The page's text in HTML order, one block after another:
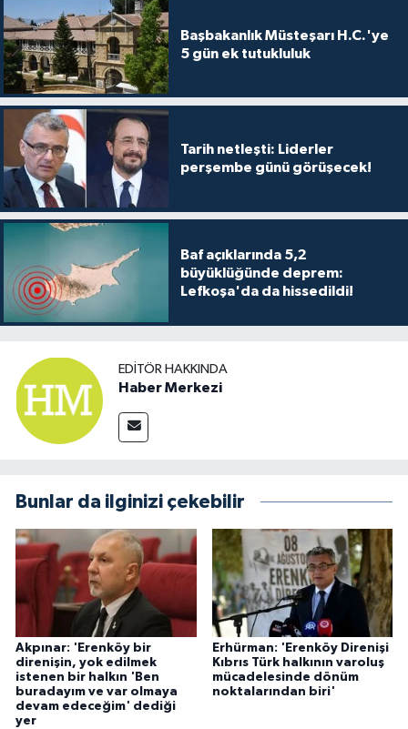
Başbakanlık Müsteşarı H.C.'ye
5 gün ek tutukluluk
Tarih netleşti: Liderler
perşembe günü görüşecek!
Baf açıklarında 5,2
büyüklüğünde deprem:
Lefkoşa'da da hissedildi!
EDITÖR HAKKINDA
Haber Merkezi
Bunlar da ilginizi çekebilir
Akpınar: 'Erenköy bir
direnişin, yok edilmek
istenen bir halkın 'Ben
buradayım ve var olmaya
devam edeceğim' dediği
yer
Erhürman: 'Erenköy Direnişi
Kıbrıs Türk halkının varoluş
mücadelesinde dönüm
noktalarından biri'